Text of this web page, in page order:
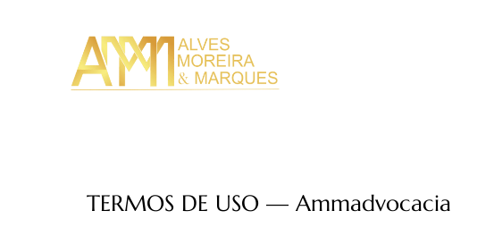
TERMOS DE USO — Ammadvocacia